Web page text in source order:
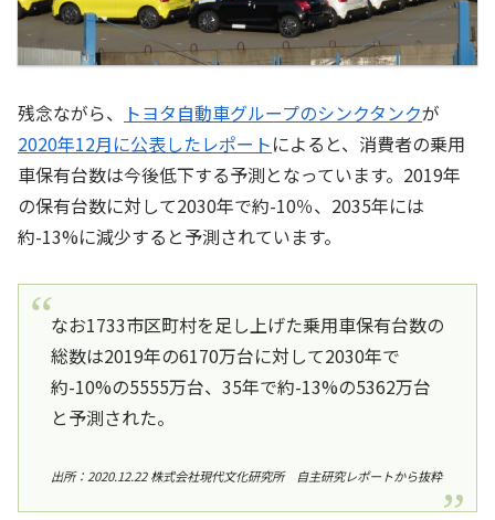
残念ながら、 トヨタ自動車グループのシンクタンクが
2020年12月に公表したレポートによると、消費者の乗用
車保有台数は今後低下する予測となっています。2019年
の保有台数に対して2030年で約-10％、2035年には
約-13%に減少すると予測されています。
なお1733市区町村を足し上げた乗用車保有台数の
総数は2019年の6170万台に対して2030年で
約-10%の5555万台、35年で約-13%の5362万台
と予測された。
出所：2020.12.22 株式会社現代文化研究所 自主研究レポートから抜粋